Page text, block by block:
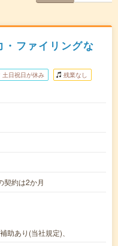
ファイリングな
土日祝日が休み 残業なし
契約は2か月
助あり(当社規定)、